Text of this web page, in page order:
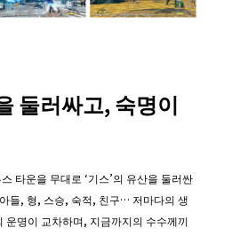
둘러싸고, 숙명이
스 타운을 무대로 ‘기스’의 유산을 둘러싼
들, 형, 스승, 숙적, 친구… 저마다의 생
운명이 교차하며, 지금까지의 수수께끼